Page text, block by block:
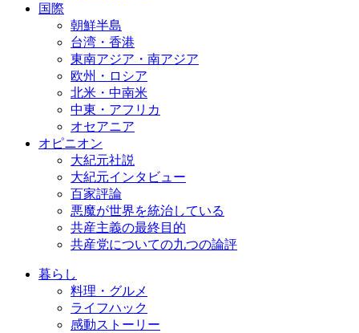
国際
朝鮮半島
台湾・香港
東南アジア・南アジア
欧州・ロシア
北米・中南米
中東・アフリカ
オセアニア
オピニオン
大紀元社説
大紀元インタビュー
百家評論
悪魔が世界を統治している
共産主義の最終目的
共産党についての九つの論評
暮らし
料理・グルメ
ライフハック
感動ストーリー